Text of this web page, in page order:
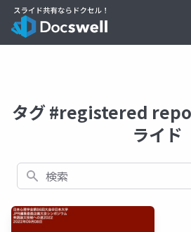
タグ #registered
ライド
検索